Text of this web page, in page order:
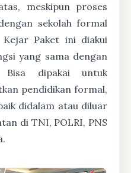
meskipun proses
sekolah formal
Paket ini diakui
yang sama dengan
Bisa dipakai untuk
pendidikan formal,
didalam atau diluar
di TNI, POLRI, PNS